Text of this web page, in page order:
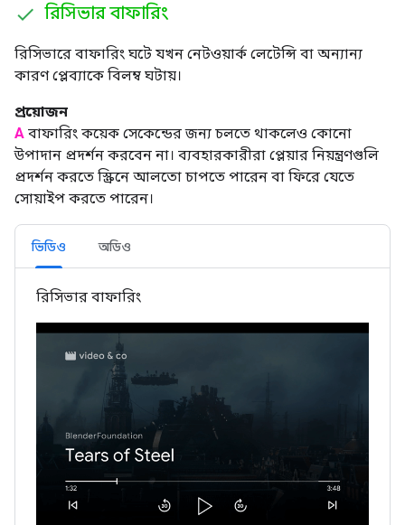
রিসিভার বাফারিং
রিসিভারে বাফারিং ঘটে যখন নেটওয়ার্ক লেটেন্সি বা অন্যান্য
কারণ প্লেব্যাকে বিলম্ব ঘটায়।
প্রয়োজন
A বাফারিং কয়েক সেকেন্ডের জন্য চলতে থাকলেও কোনো
উপাদান প্রদর্শন করবেন না। ব্যবহারকারীরা প্লেয়ার নিয়ন্ত্রণগুলি
প্রদর্শন করতে স্ক্রিনে আলতো চাপতে পারেন বা ফিরে যেতে
সোয়াইপ করতে পারেন।
ভিডিও অডিও
রিসিভার বাফারিং